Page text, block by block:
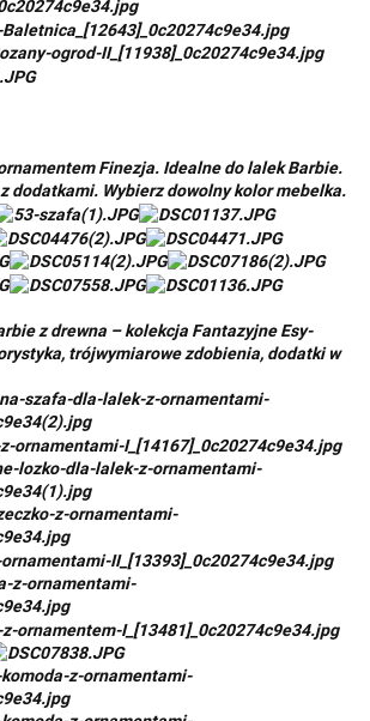
Finezja. Idealne do lalek Barbie.
dodatkami. Wybierz dowolny kolor mebelka.
z drewna – kolekcja Fantazyjne Esy-
trójwymiarowe zdobienia, dodatki w